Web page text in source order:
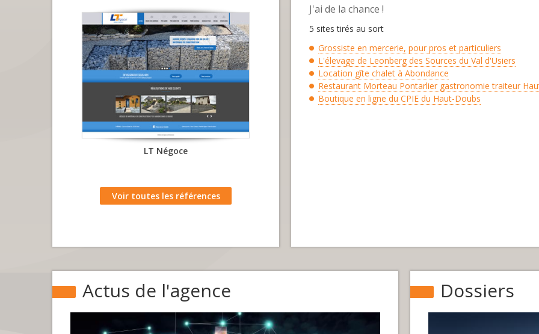
Gabion et blocs d'enrochements...
LT Négoce
Voir toutes les références
J'ai de la chance !
5 sites tirés au sort
Grossiste en mercerie, pour pros et particuliers
L'élevage de Leonberg des Sources du Val d'Usiers
Location gîte chalet à Abondance
Restaurant Morteau Pontarlier gastronomie traiteur
Boutique en ligne du CPIE du Haut-Doubs
Actus de l'agence Dossiers